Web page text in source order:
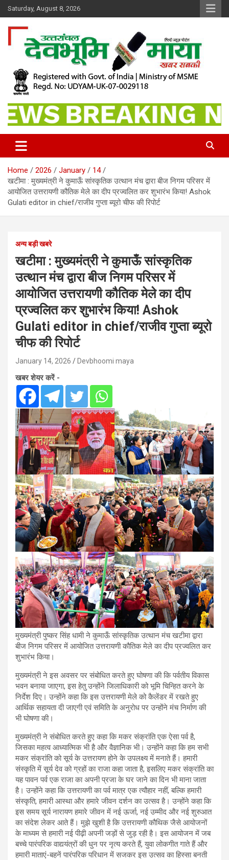
Skip
to
content
Saturday, August 8, 2026
Dev Bhoomi Maya
Home 2026 January
14
खटीमा : मुख्यमंत्री ने कुमाऊँ सांस्कृतिक उत्थान मंच द्वारा बीज निगम परिसर में
आयोजित उत्तरायणी कौतिक मेले का दीप प्रज्वलित कर शुभारंभ किया! Ashok
Gulati editor in chief/राजीव गुप्ता ब्यूरो चीफ की रिपोर्ट
अन्य बड़ी खबरे
खटीमा : मुख्यमंत्री ने कुमाऊँ सांस्कृतिक
उत्थान मंच द्वारा बीज निगम परिसर में
आयोजित उत्तरायणी कौतिक मेले का दीप
प्रज्वलित कर शुभारंभ किया! Ashok
Gulati editor in chief/राजीव गुप्ता ब्यूरो
चीफ की रिपोर्ट
January 14, 2026 Devbhoomi maya
खबर शेयर करें -
मुख्यमंत्री पुष्कर सिंह धामी ने कुमाऊँ सांस्कृतिक उत्थान मंच खटीमा द्वारा
बीज निगम परिसर में आयोजित उत्तरायणी कौतिक मेले का दीप प्रज्वलित कर
शुभारंभ किया।
मुख्यमंत्री ने इस अवसर पर संबोधित करते हुए घोषणा की कि पर्वतीय विकास
भवन बनाया जाएगा, इस हेतु उन्होंने जिलाधिकारी को भूमि चिन्हित करने के
निर्देश दिए। उन्होंने कहा कि इस उत्तरायणी मेले को कैलेंडर में रखते हुए
आर्थिक सहायता दी जाएगी एवं समिति के अनुरोध पर उन्होंने मंच निर्माण की
भी घोषणा की।
मुख्यमंत्री ने संबोधित करते हुए कहा कि मकर संक्रांति एक ऐसा पर्व है,
जिसका महत्व आध्यात्मिक भी है और वैज्ञानिक भी। उन्होंने कहा कि हम सभी
मकर संक्रांति को सूर्य के उत्तरायण होने के उपलक्ष्य में मनाते हैं। हमारी
संस्कृति में सूर्य देव को ग्रहों का राजा कहा जाता है, इसलिए मकर संक्रांति का
यह पावन पर्व एक राजा का अपनी प्रजा के घर जाने का दिन भी माना जाता
है। उन्होंने कहा कि उत्तरायणी का पर्व मात्र एक त्यौहार नहीं, बल्कि हमारी
संस्कृति, हमारी आस्था और हमारे जीवन दर्शन का उत्सव है। उन्होंने कहा कि
इस समय सूर्य नारायण हमारे जीवन में नई ऊर्जा, नई उम्मीद और नई शुरुआत
का संदेश लेकर आते हैं। मुझे खुशी है कि उत्तरायणी कौथिक जैसे आयोजनों
के माध्यम से हमारी नई पीढ़ी अपनी जड़ों से जुड़ रही है। इस आयोजन में जब
बच्चे पारंपरिक वाद्ययंत्रों की धुन पर नृत्य करते हैं, युवा लोकगीत गाते हैं और
हमारी माताएं-बहनें पारंपरिक परिधान में सजकर इस उत्सव का हिस्सा बनती